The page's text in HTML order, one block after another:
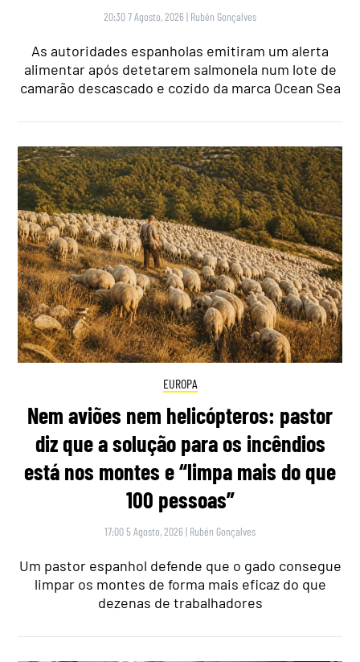
20:30 7 Agosto, 2026 | Rubén Gonçalves
As autoridades espanholas emitiram um alerta
alimentar após detetarem salmonela num lote de
camarão descascado e cozido da marca Ocean Sea
EUROPA
Nem aviões nem helicópteros: pastor
diz que a solução para os incêndios
está nos montes e “limpa mais do que
100 pessoas”
17:00 5 Agosto, 2026 | Rubén Gonçalves
Um pastor espanhol defende que o gado consegue
limpar os montes de forma mais eficaz do que
dezenas de trabalhadores